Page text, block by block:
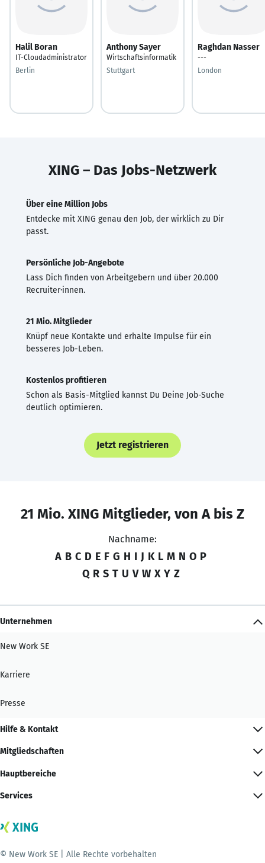
Halil Boran
IT-Cloudadministrator
Berlin
Anthony Sayer
Wirtschaftsinformatik
Stuttgart
Raghdan Nasser
---
London
XING – Das Jobs-Netzwerk
Über eine Million Jobs
Entdecke mit XING genau den Job, der wirklich zu Dir
passt.
Persönliche Job-Angebote
Lass Dich finden von Arbeitgebern und über 20.000
Recruiter·innen.
21 Mio. Mitglieder
Knüpf neue Kontakte und erhalte Impulse für ein
besseres Job-Leben.
Kostenlos profitieren
Schon als Basis-Mitglied kannst Du Deine Job-Suche
deutlich optimieren.
Jetzt registrieren
21 Mio. XING Mitglieder, von A bis Z
Nachname:
A B C D E F G H I J K L M N O P
Q R S T U V W X Y Z
Unternehmen
New Work SE
Karriere
Presse
Hilfe & Kontakt
Mitgliedschaften
Hauptbereiche
Services
© New Work SE | Alle Rechte vorbehalten